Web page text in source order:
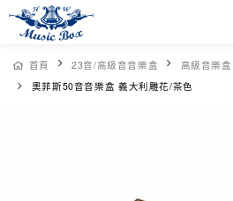
首頁 23音/高級音音樂盒
高級音樂盒
奧菲斯50音音樂盒 義大利雕花/茶色